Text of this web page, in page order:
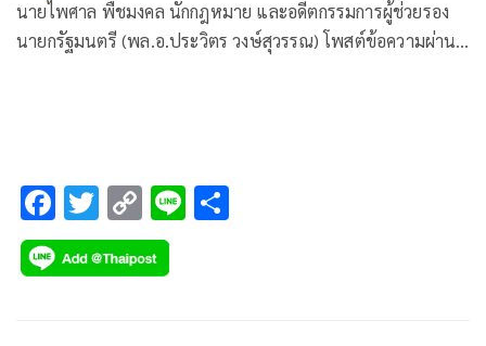
นายไพศาล พืชมงคล นักกฎหมาย และอดีตกรรมการผู้ช่วยรอง
นายกรัฐมนตรี (พล.อ.ประวิตร วงษ์สุวรรณ) โพสต์ข้อความผ่าน
F
ac
e
T
wi
tt
C
o
p
Li